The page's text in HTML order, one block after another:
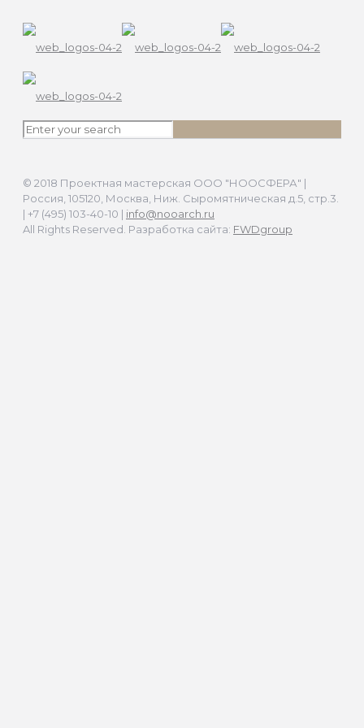
© 2018 Проектная мастерская ООО "НООСФЕРА" |
Россия, 105120, Москва, Ниж. Сыромятническая д.5, стр.3.
| +7 (495) 103-40-10 | info@nooarch.ru
All Rights Reserved. Разработка сайта: FWDgroup